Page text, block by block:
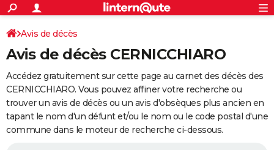
ACTUALITÉS
Politique
Société
Faits Divers
Education
Monde
Villes
+
SPORT
Coupe du monde 2026
Football
Tennis
Cyclisme
Rugby
Forum
Programme TV
TNT
Streaming
Cinéma
Sorties cinéma
Musique
+
FINANCE
Retraite
Epargne
Immobilier
Risques naturels par ville
Assurance
AUTO
Essais
Réserver un essai
Citadines
Berlines
SUV
Forum auto
+
Avis de décès
Avis de décès CERNICCHIARO
Accédez gratuitement sur cette page au carnet des décès des
CERNICCHIARO. Vous pouvez affiner votre recherche ou
trouver un avis de décès ou un avis d'obsèques plus ancien en
tapant le nom d'un défunt et/ou le nom ou le code postal d'une
commune dans le moteur de recherche ci-dessous.